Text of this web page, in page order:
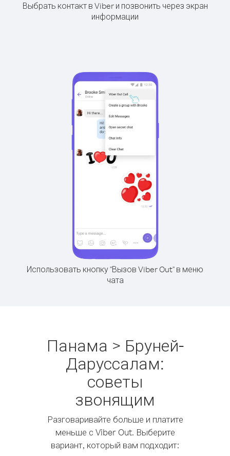
Выбрать контакт в Viber и позвонить через экран
информации
Использовать кнопку "Вызов Viber Out" в меню
чата
Панама > Бруней-
Даруссалам:
советы
звонящим
Разговаривайте больше и платите
меньше с Viber Out. Выберите
вариант, который вам подходит: